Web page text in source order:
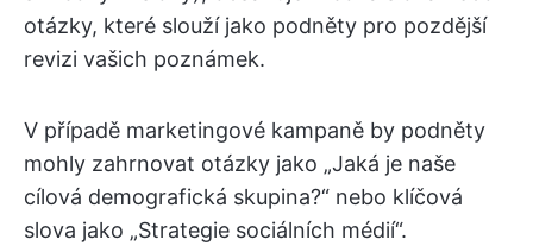
otázky, které slouží jako podněty pro pozdější
revizi vašich poznámek.
V případě marketingové kampaně by podněty
mohly zahrnovat otázky jako „Jaká je naše
cílová demografická skupina?“ nebo klíčová
slova jako „Strategie sociálních médií“.